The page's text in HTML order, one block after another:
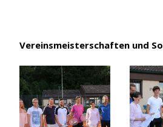
Vereinsmeisterschaften und